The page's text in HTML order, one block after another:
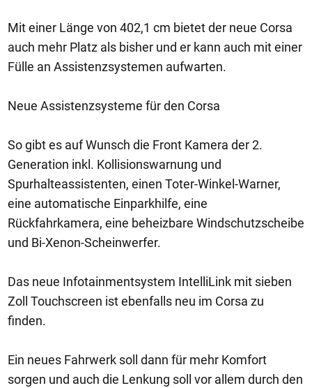
Mit einer Länge von 402,1 cm bietet der neue Corsa
auch mehr Platz als bisher und er kann auch mit einer
Fülle an Assistenzsystemen aufwarten.
Neue Assistenzsysteme für den Corsa
So gibt es auf Wunsch die Front Kamera der 2.
Generation inkl. Kollisionswarnung und
Spurhalteassistenten, einen Toter-Winkel-Warner,
eine automatische Einparkhilfe, eine
Rückfahrkamera, eine beheizbare Windschutzscheibe
und Bi-Xenon-Scheinwerfer.
Das neue Infotainmentsystem IntelliLink mit sieben
Zoll Touchscreen ist ebenfalls neu im Corsa zu
finden.
Ein neues Fahrwerk soll dann für mehr Komfort
sorgen und auch die Lenkung soll vor allem durch den